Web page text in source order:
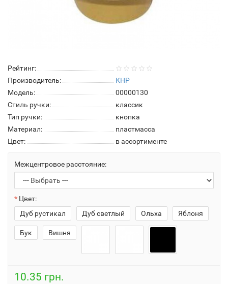
Рейтинг:
Производитель:
КНР
Модель:
00000130
Стиль ручки:
классик
Тип ручки:
кнопка
Материал:
пластмасса
Цвет:
в ассортименте
Межцентровое расстояние:
Цвет:
Дуб рустикал
Дуб светлый Ольха Яблоня
Бук Вишня
10.35 грн.